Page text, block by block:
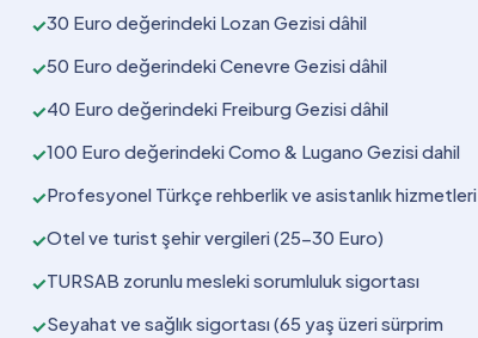
✓30 Euro değerindeki Lozan Gezisi dâhil
✓50 Euro değerindeki Cenevre Gezisi dâhil
✓40 Euro değerindeki Freiburg Gezisi dâhil
✓100 Euro değerindeki Como & Lugano Gezisi dahil
✓Profesyonel Türkçe rehberlik ve asistanlık hizmetleri
✓Otel ve turist şehir vergileri (25-30 Euro)
✓TURSAB zorunlu mesleki sorumluluk sigortası
✓Seyahat ve sağlık sigortası (65 yaş üzeri sürprim